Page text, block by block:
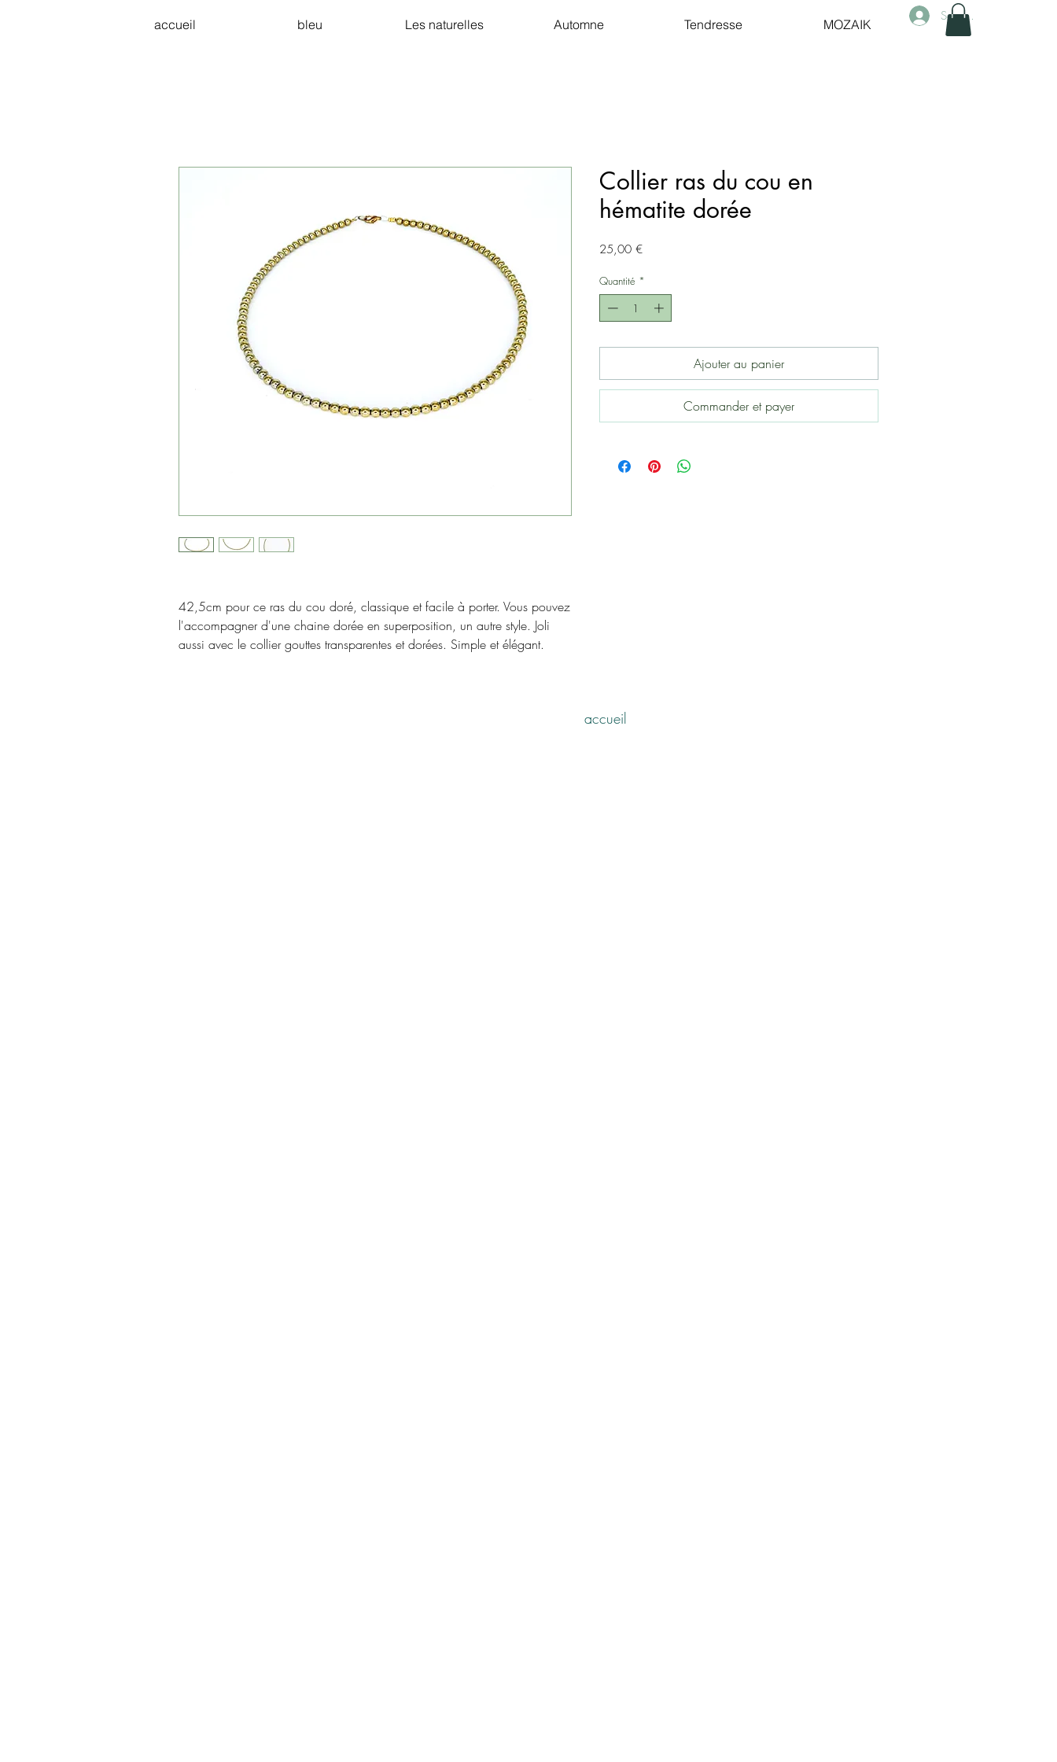
accueil bleu Les naturelles Automne Tendresse MOZAIK
Se connecter
42,5cm pour ce ras du cou doré, classique et facile à porter. Vous pouvez
l'accompagner d'une chaine dorée en superposition, un autre style. Joli
aussi avec le collier gouttes transparentes et dorées. Simple et élégant.
Collier ras du cou en
hématite dorée
25,00 €Prix
Quantité *
Ajouter au panier
Commander et payer
accueil